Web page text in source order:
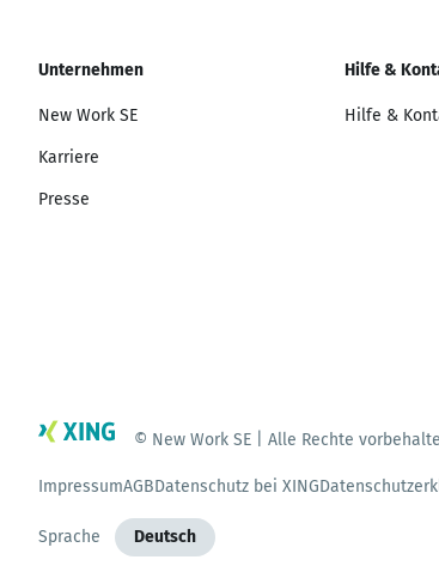
Unternehmen
New Work SE
Karriere
Presse
Hilfe &
Hilfe &
© New Work SE | Alle Rechte
ImpressumAGBDatenschutz bei XING
Sprache Deutsch